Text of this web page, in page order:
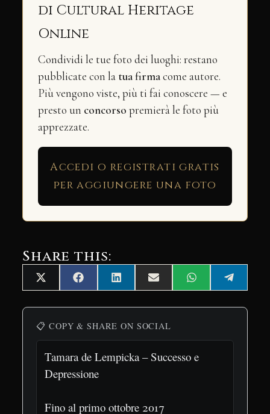
di Cultural Heritage
Online
Condividi le tue foto dei luoghi: restano
pubblicate con la tua firmacome autore.
Più vengono viste, più ti fai conoscere — e
presto un concorso premierà le foto più
apprezzate.
Accedi o registrati gratis
per aggiungere una foto
Share this:
Share
on
X
(Twitter)
Share
on
FacebookShare
on
LinkedInShare
on
Email Share
on
WhatsAppShare
on
📋 COPY & SHARE ON SOCIAL